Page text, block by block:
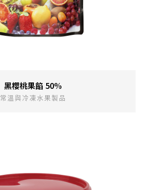
黑櫻桃果餡 50%
常溫與冷凍水果製品